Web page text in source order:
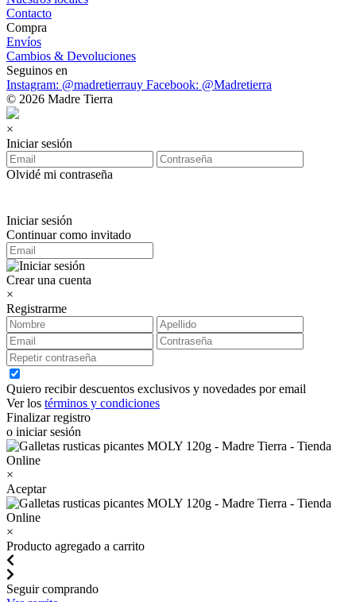
Contacto
Compra
Envíos
Cambios & Devoluciones
Seguinos en
Instagram: @madretierrauy Facebook: @Madretierra
© 2026 Madre Tierra
×
Iniciar sesión
Olvidé mi contraseña
Iniciar sesión
Continuar como invitado
Crear una cuenta
×
Registrarme
Quiero recibir descuentos exclusivos y novedades por email
Ver los términos y condiciones
Finalizar registro
o iniciar sesión
×
Aceptar
×
Producto agregado a carrito
Seguir comprando